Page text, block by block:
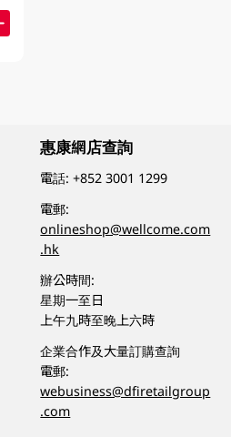
惠康網店查詢
電話:+852 3001 1299
電郵:
onlineshop@wellcome.com
.hk
辦公時間:
星期一至日
上午九時至晚上六時
企業合作及大量訂購查詢
電郵:
webusiness@dfiretailgroup
.com